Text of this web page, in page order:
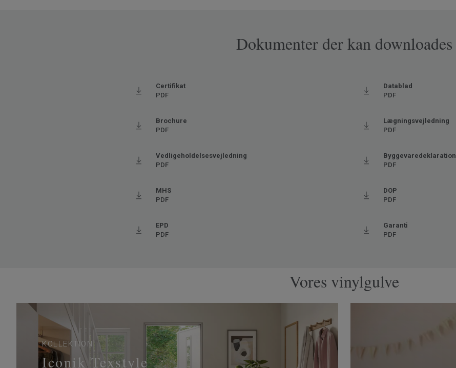
200
Dokumenter der kan downloades
Certifikat
PDF
Datablad
PDF
Brochure
PDF
Lægningsvejledning
PDF
Vedligeholdelsesvejledning
PDF
Byggevaredeklaration
PDF
MHS
PDF
DOP
PDF
EPD
PDF
Garanti
PDF
Vores vinylgulve
KOLLEKTION
Iconik Texstyle